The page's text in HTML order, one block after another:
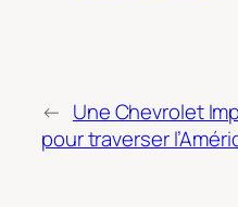
← Une Chevrolet
pour traverser